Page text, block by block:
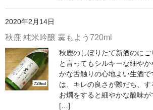
るみ子の酒・英・妙の華 森喜酒造（三重
大治郎・喜量能 畑酒造（滋賀県東近江
秋鹿・奥鹿 秋鹿酒造（大阪府豊能郡能
睡龍・生もとのどぶ 久保本家酒造（奈
2020年2月14日
秋鹿 純米吟醸 霙もよう720ml
秋鹿のしぼりたて新酒のにご
と言ってもシルキーな細や
かな舌触りの心地よい生酒
は、キレの良さが際だち、す
お燗をすると細やかな酸味
[…]